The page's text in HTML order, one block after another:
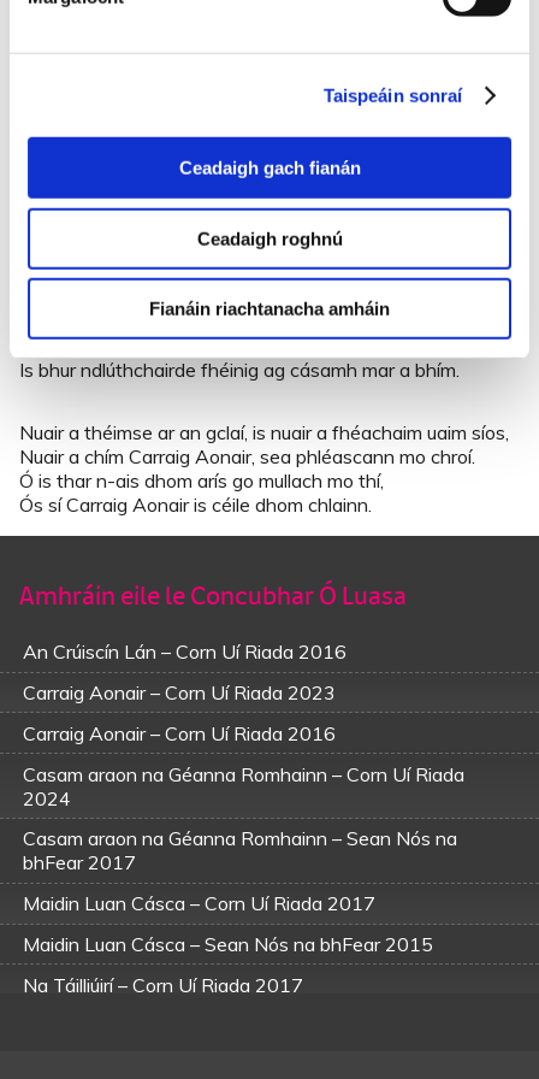
Taispeáin sonraí
Ceadaigh gach fianán
Ceadaigh roghnú
Fianáin riachtanacha amháin
groí
’Sí an Nollaig seo chugainn an Nollaig gan fonn
Gan mo cheathrar breá brollaigh-gheal tá fé shruthaibh na
Ó is dá bhfaighinnse mo thriúr, ’tá go doimhin ins an úir,
Ó is ró-bhreá do shínfinn is do chaoinfinn iad siúd.
Ó is a chlann óg mo chroí, nó an cuimhin libh mar a bhí?
Bhur n-athairín bocht fhéinig ag géarghol is ag caoi
‘Na chuaille throm críonna i gcúil fuar an tí
Is bhur ndlúthchairde fhéinig ag cásamh mar a bhím.
Nuair a théimse ar an gclaí, is nuair a fhéachaim uaim síos,
Nuair a chím Carraig Aonair, sea phléascann mo chroí.
Ó is thar n-ais dhom arís go mullach mo thí,
Ós sí Carraig Aonair is céile dhom chlainn.
Amhráin eile le Concubhar Ó Luasa
An Crúiscín Lán – Corn Uí Riada 2016
Carraig Aonair – Corn Uí Riada 2023
Carraig Aonair – Corn Uí Riada 2016
Casam araon na Géanna Romhainn – Corn Uí Riada
2024
Casam araon na Géanna Romhainn – Sean Nós na
bhFear 2017
Maidin Luan Cásca – Corn Uí Riada 2017
Maidin Luan Cásca – Sean Nós na bhFear 2015
Na Táilliúirí – Corn Uí Riada 2017